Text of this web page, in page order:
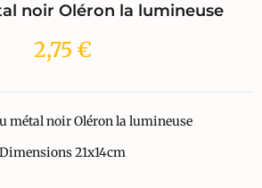
noir Oléron la lumineuse
2,75 €
métal noir Oléron la lumineuse
Dimensions 21x14cm